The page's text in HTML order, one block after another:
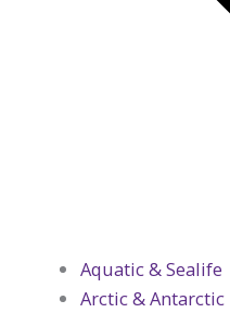
Aquatic & Sealife
Arctic & Antarctic